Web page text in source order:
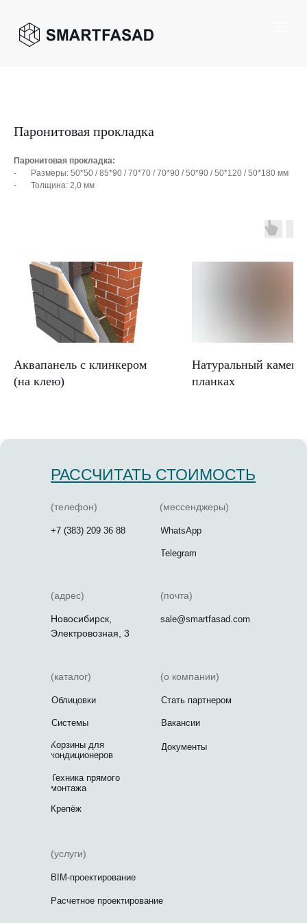
Паронитовая прокладка
Паронитовая прокладка:
- Размеры: 50*50 / 85*90 / 70*70 / 70*90 / 50*90 / 50*120 / 50*180 мм
- Толщина: 2,0 мм
Аквапанель с клинкером
(на клею)
Натуральный камень
планках
РАССЧИТАТЬ СТОИМОСТЬ
(телефон) (мессенджеры)
(каталог)
(услуги)
(о компании)
(почта)
(адрес)
Новосибирск,
Электровозная, 3
sale@smartfasad.com
+7 (383) 209 36 88 WhatsApp
Telegram
Облицовки
Системы
Корзины для
кондиционеров
BIM-проектирование
Расчетное проектирование
Стать партнером
Вакансии
Документы
Техника прямого
монтажа
Крепёж